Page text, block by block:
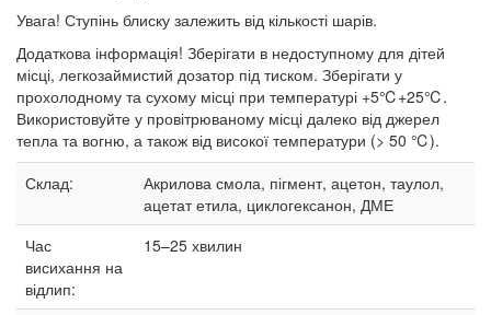
Увага! Ступінь блиску залежить від кількості шарів.
Додаткова інформація! Зберігати в недоступному для дітей
місці, легкозаймистий дозатор під тиском. Зберігати у
прохолодному та сухому місці при температурі +5℃+25℃.
Використовуйте у провітрюваному місці далеко від джерел
тепла та вогню, а також від високої температури (> 50 ℃).
Склад:
Акрилова смола, пігмент, ацетон, таулол,
ацетат етила, циклогексанон, ДМЕ
Час
висихання на
відлип:
15–25 хвилин